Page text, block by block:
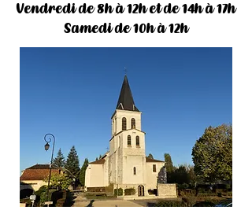
Vendredi de 8h à 12h et de 14h à 17h
Samedi de 10h à 12h